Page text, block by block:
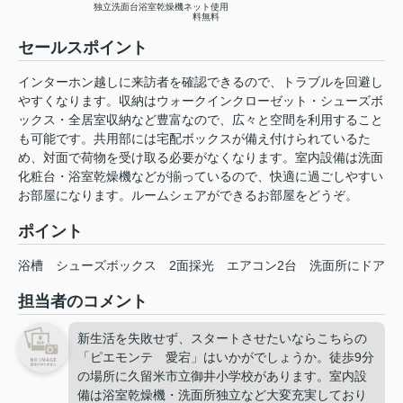
独立洗面台浴室乾燥機ネット使用
料無料
セールスポイント
インターホン越しに来訪者を確認できるので、トラブルを回避し
やすくなります。収納はウォークインクローゼット・シューズボ
ックス・全居室収納など豊富なので、広々と空間を利用すること
も可能です。共用部には宅配ボックスが備え付けられているた
め、対面で荷物を受け取る必要がなくなります。室内設備は洗面
化粧台・浴室乾燥機などが揃っているので、快適に過ごしやすい
お部屋になります。ルームシェアができるお部屋をどうぞ。
ポイント
浴槽 シューズボックス 2面採光 エアコン2台 洗面所にドア
担当者のコメント
新生活を失敗せず、スタートさせたいならこちらの
「ピエモンテ 愛宕」はいかがでしょうか。徒歩9分
の場所に久留米市立御井小学校があります。室内設
備は浴室乾燥機・洗面所独立など大変充実しており